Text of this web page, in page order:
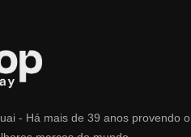
- Há mais de 39 anos provendo o